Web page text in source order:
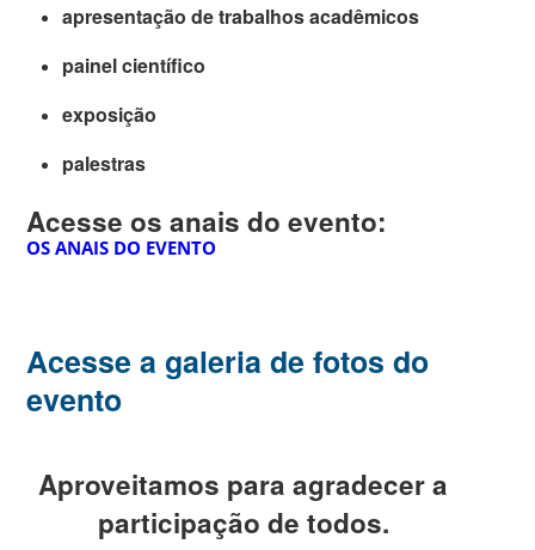
apresentação de trabalhos acadêmicos
painel científico
exposição
palestras
Acesse os anais do evento:
OS ANAIS DO EVENTO
Acesse a galeria de fotos do
evento
Aproveitamos para agradecer a
participação de todos.